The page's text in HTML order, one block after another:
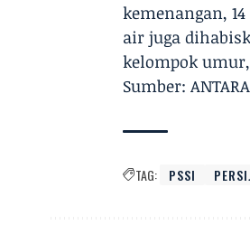
kemenangan,
air juga
kelompok
Sumber: ANTARA
TAG: PSSI